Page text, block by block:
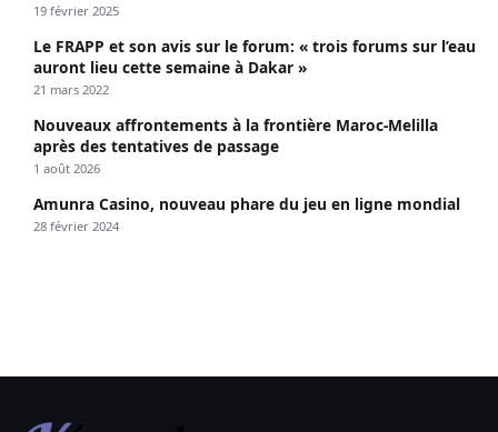
19 février 2025
Le FRAPP et son avis sur le forum: « trois forums sur l’eau
auront lieu cette semaine à Dakar »
21 mars 2022
Nouveaux affrontements à la frontière Maroc-Melilla
après des tentatives de passage
1 août 2026
Amunra Casino, nouveau phare du jeu en ligne mondial
28 février 2024